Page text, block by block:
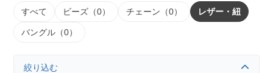
すべて ビーズ（0） チェーン（0） レザー・紐
バングル（0）
絞り込む